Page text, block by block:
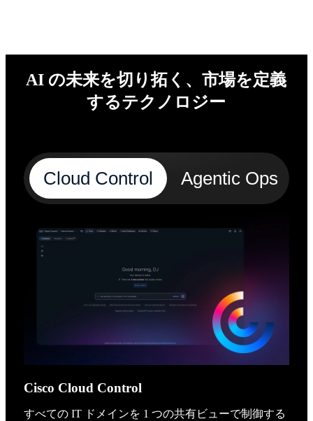
AI の未来を切り拓く、市場を定義
するテクノロジー
Cloud Control Agentic Ops
Cisco Cloud Control
すべての IT ドメインを 1 つの共有ビューで制御する